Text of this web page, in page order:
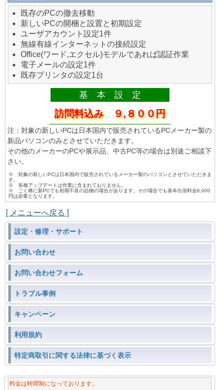
既存のPCの撤去移動
新しいPCの開梱と設置と初期設定
ユーザアカウント設定1件
無線有線インターネットの接続設定
Office(ワード,エクセル)モデルであれば認証作業
電子メールの設定1件
既存プリンタの設定1台
基 本 設 定
訪問料込み ９,８００円
注：対象の新しいPCは日本国内で販売されているPCメーカー製の
新品パソコンのみとさせていただきます。
その他のメーカーのPCや展示品、中古PC等の場合は別途ご相談下
さい。
※ 対象の新しいPCは日本国内で販売されているメーカー製のパソコンとさせていただきま
す。
※ 各種アップデートは作業に含まれておりません。
※ ごく稀に新PCでも初期不良の品物の場合があります。その場合でも基本出張料金6,000
円は必要となります。
[ メニューへ戻る ]
設定・修理・サポート
お問い合わせ
お問い合わせフォーム
トラブル事例
キャンペーン
利用規約
特定商取引に関する法律に基づく表示
料金は時間制になっております。